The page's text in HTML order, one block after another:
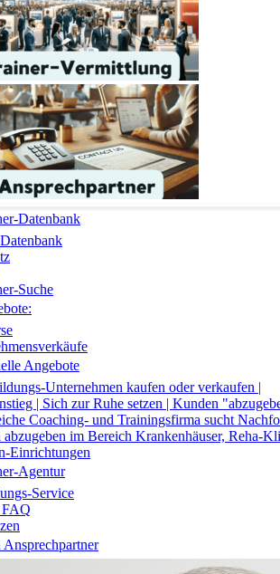
Datenbank
Suche
Angebote
Unternehmen kaufen oder verkaufen |
| Sich zur Ruhe setzen | Kunden
Coaching- und Trainingsfirma sucht
im Bereich Krankenhäuser, Reha-
Einrichtungen
Agentur
Service
Ansprechpartner